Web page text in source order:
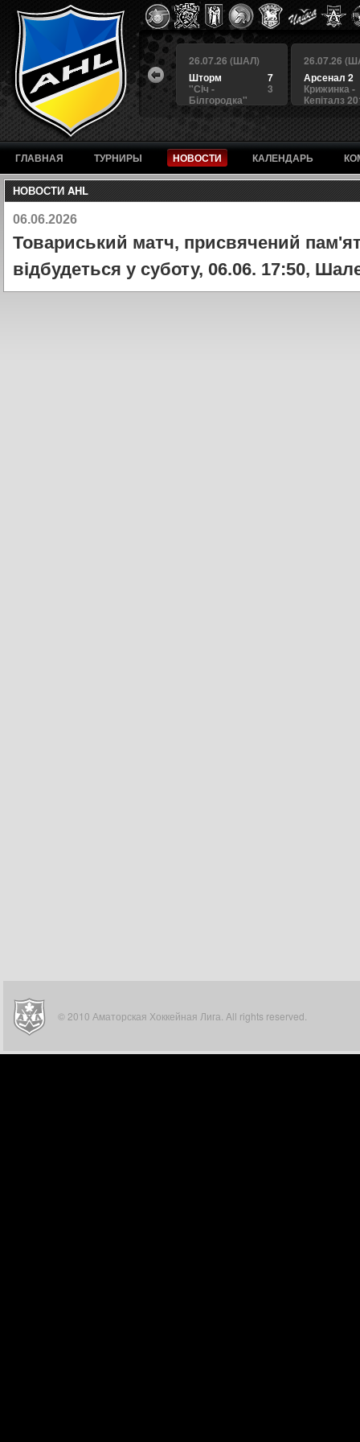
4
4
26.07.26 (ШАЛ)
3
БЕРКУТ
1
Альянс
26.07.26 (ШАЛ)
7
Шторм
3
"Сiч -
Білгородка"
26.07.26
Арсенал 2
Крижинка -
Кепіталз
ГЛАВНАЯ ТУРНИРЫ НОВОСТИ КАЛЕНДАРЬ
НОВОСТИ AHL
06.06.2026
Товариський матч, присвячений
відбудеться у суботу, 06.06. 17:50,
© 2010 Аматорская Хоккейная Лига. All rights reserved.